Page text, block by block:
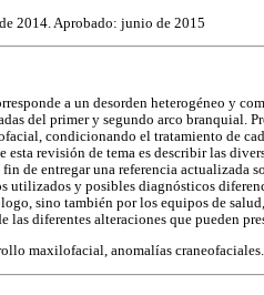
2014. Aprobado: junio de 2015
a un desorden heterogéneo y
del primer y segundo arco branquial.
condicionando el tratamiento de
revisión de tema es describir las
de entregar una referencia actualizada
utilizados y posibles diagnósticos
sino también por los equipos de
las diferentes alteraciones que pueden
maxilofacial, anomalías craneofaciales.